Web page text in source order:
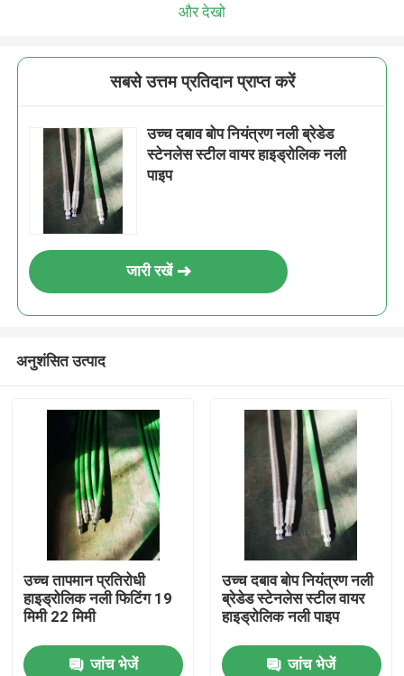
और देखो
सबसे उत्तम प्रतिदान प्राप्त करें
उच्च दबाव बोप नियंत्रण नली ब्रेडेड
स्टेनलेस स्टील वायर हाइड्रोलिक नली
पाइप
जारी रखें
अनुशंसित उत्पाद
उच्च तापमान प्रतिरोधी
हाइड्रोलिक नली फिटिंग 19
मिमी 22 मिमी
जांच भेजें
उच्च दबाव बोप नियंत्रण नली
ब्रेडेड स्टेनलेस स्टील वायर
हाइड्रोलिक नली पाइप
जांच भेजें